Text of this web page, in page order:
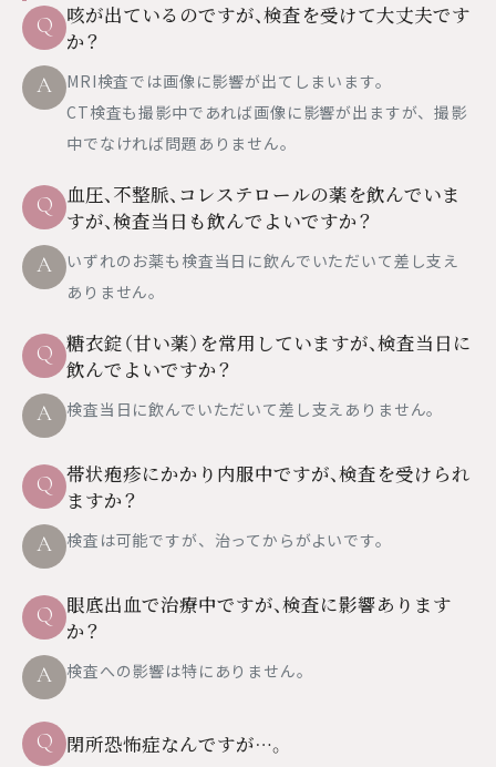
Q 咳が出ているのですが、検査を受けて大丈夫です
か？
A
MRI検査では画像に影響が出てしまいます。
CT検査も撮影中であれば画像に影響が出ますが、撮影
中でなければ問題ありません。
Q 血圧、不整脈、コレステロールの薬を飲んでいま
すが、検査当日も飲んでよいですか？
A
いずれのお薬も検査当日に飲んでいただいて差し支え
ありません。
Q 糖衣錠（甘い薬）を常用していますが、検査当日に
飲んでよいですか？
A
検査当日に飲んでいただいて差し支えありません。
Q 帯状疱疹にかかり内服中ですが、検査を受けられ
ますか？
A
検査は可能ですが、治ってからがよいです。
Q 眼底出血で治療中ですが、検査に影響あります
か？
A
検査への影響は特にありません。
Q 閉所恐怖症なんですが…。